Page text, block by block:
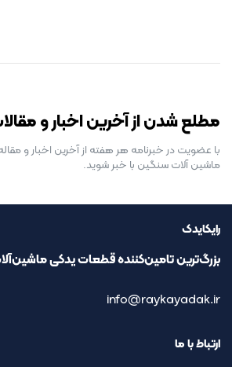
مطلع شدن از آخرین اخبار و
با عضویت در خبرنامه هر هفته از آخرین اخبار و
ماشین آلات سنگین با خبر شوید.
رایکایدک
بزرگ‌ترین تامین‌کننده قطعات یدکی
info@raykayadak.ir
ارتباط با ما